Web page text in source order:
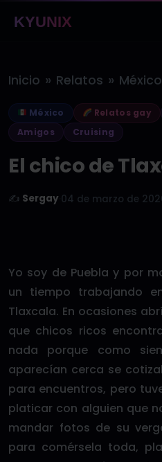
KYUNIX
Inicio » Relatos » México
México Relatos gay
Amigos
Cruising
El chico de
✍️ Sergay 04 de marzo de
Yo soy de Puebla y por
un tiempo trabajando
Tlaxcala. En ocasiones
que chicos ricos
nada porque como
aparecían cerca se
para encuentros, pero
platicar con alguien que
mandar fotos de su
para comérsela toda,